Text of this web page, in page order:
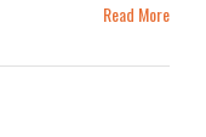
Read More